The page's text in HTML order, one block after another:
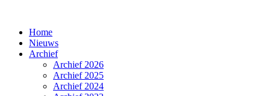
Home
Nieuws
Archief
Archief 2026
Archief 2025
Archief 2024